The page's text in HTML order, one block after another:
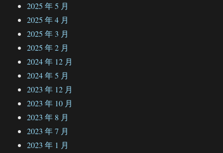
2025 年 5 月
2025 年 4 月
2025 年 3 月
2025 年 2 月
2024 年 12 月
2024 年 5 月
2023 年 12 月
2023 年 10 月
2023 年 8 月
2023 年 7 月
2023 年 1 月